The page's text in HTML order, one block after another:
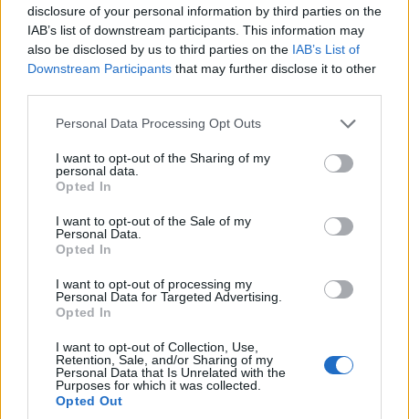
disclosure of your personal information by third parties on the
IAB’s list of downstream participants. This information may
also be disclosed by us to third parties on the IAB’s List of
Downstream Participants that may further disclose it to other
Please note that this website/app uses one or more Google
not limited to your visit or usage behaviour. You may click to
grant or deny consent to Google and its third-party tags to
use your data for below specified purposes in below Google
consent section.
Personal Data Processing Opt Outs
I want to opt-out of the Sharing of my
personal data.
Opted In
I want to opt-out of the Sale of my
Personal Data.
Opted In
I want to opt-out of processing my
Personal Data for Targeted Advertising.
Opted In
I want to opt-out of Collection, Use,
Retention, Sale, and/or Sharing of my
Personal Data that Is Unrelated with the
Purposes for which it was collected.
Opted Out
ΚΟΣΜΟΣ
Χιροσίμα: 81 χρόνια από την πρώτη ατομική
βόμβα στην ιστορία της ανθρωπότητας
6/08/2026 - 1:11μμ